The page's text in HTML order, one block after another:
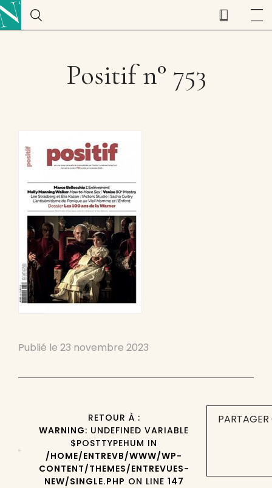
Positif n° 753
Publié le 23 novembre 2023
RETOUR À :
WARNING: UNDEFINED VARIABLE
$POSTTYPEHUM IN
/HOME/ENTREVB/WWW/WP-
CONTENT/THEMES/ENTREVUES-
NEW/SINGLE.PHP ON LINE 147